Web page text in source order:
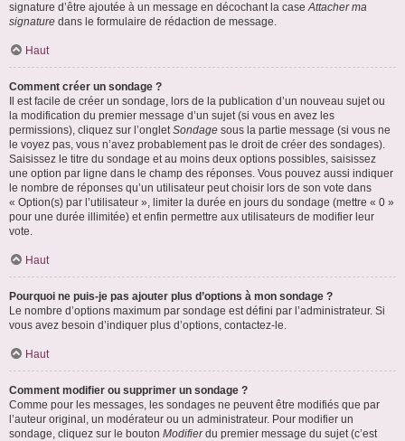
signature d’être ajoutée à un message en décochant la caseAttacher ma
signature dans le formulaire de rédaction de message.
Haut
Comment créer un sondage ?
Il est facile de créer un sondage, lors de la publication d’un nouveau sujet ou
la modification du premier message d’un sujet (si vous en avez les
permissions), cliquez sur l’ongletSondage sous la partie message (si vous ne
le voyez pas, vous n’avez probablement pas le droit de créer des sondages).
Saisissez le titre du sondage et au moins deux options possibles, saisissez
une option par ligne dans le champ des réponses. Vous pouvez aussi indiquer
le nombre de réponses qu’un utilisateur peut choisir lors de son vote dans
« Option(s) par l’utilisateur », limiter la durée en jours du sondage (mettre « 0 »
pour une durée illimitée) et enfin permettre aux utilisateurs de modifier leur
vote.
Haut
Pourquoi ne puis-je pas ajouter plus d’options à mon sondage ?
Le nombre d’options maximum par sondage est défini par l’administrateur. Si
vous avez besoin d’indiquer plus d’options, contactez-le.
Haut
Comment modifier ou supprimer un sondage ?
Comme pour les messages, les sondages ne peuvent être modifiés que par
l’auteur original, un modérateur ou un administrateur. Pour modifier un
sondage, cliquez sur le bouton Modifierdu premier message du sujet (c’est